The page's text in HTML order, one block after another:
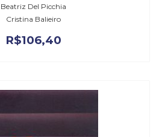
Beatriz Del Picchia
Cristina Balieiro
R$106,40